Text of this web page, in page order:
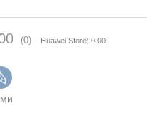
(0) Huawei Store: 0.00